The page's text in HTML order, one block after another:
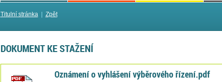
Titulní stránka| Zpět
DOKUMENT KE STAŽENÍ
Oznámení o vyhlášení výběrového řízení.pdf